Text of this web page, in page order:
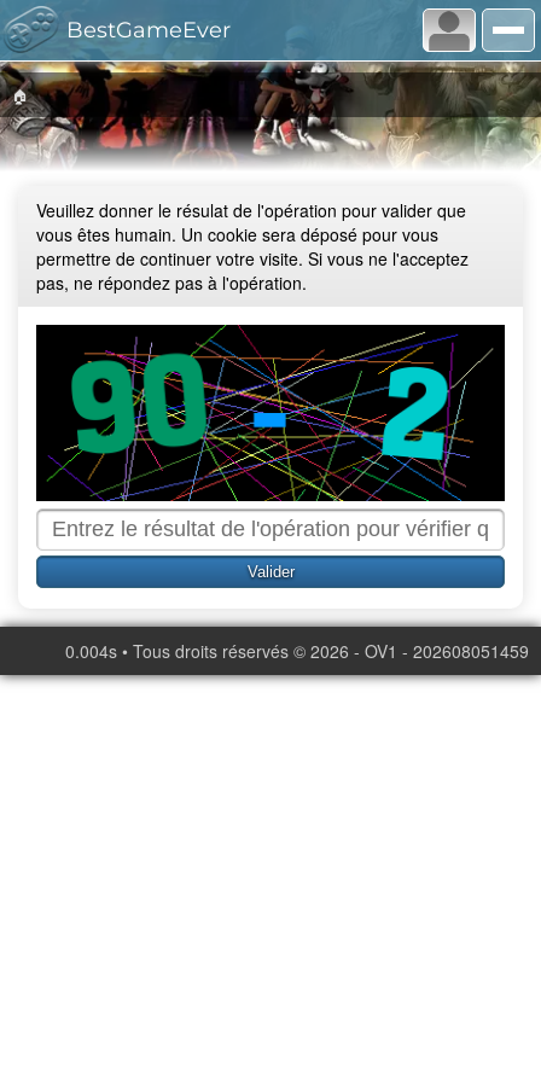
BestGameEver
🏠
Veuillez donner le résulat de l'opération pour valider que
vous êtes humain. Un cookie sera déposé pour vous
permettre de continuer votre visite. Si vous ne l'acceptez
pas, ne répondez pas à l'opération.
0.004s • Tous droits réservés © 2026 - OV1 - 202608051459